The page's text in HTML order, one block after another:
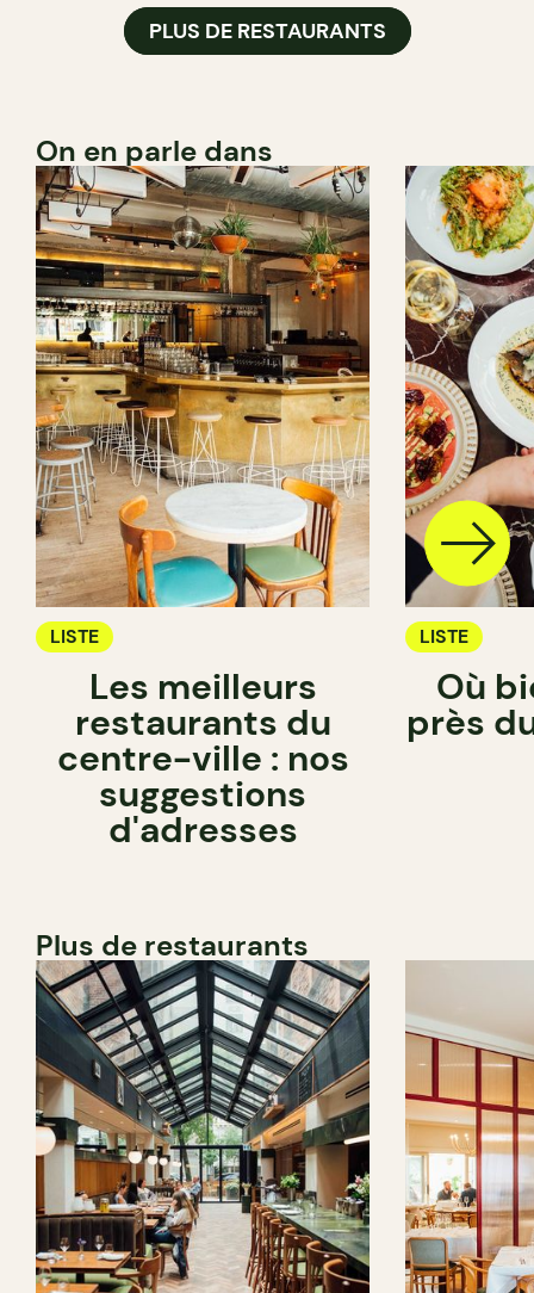
PLUS DE RESTAURANTS
On en parle dans
LISTE
Les meilleurs
restaurants du
centre-ville : nos
suggestions
d'adresses
LISTE
Où
près
Plus de restaurants